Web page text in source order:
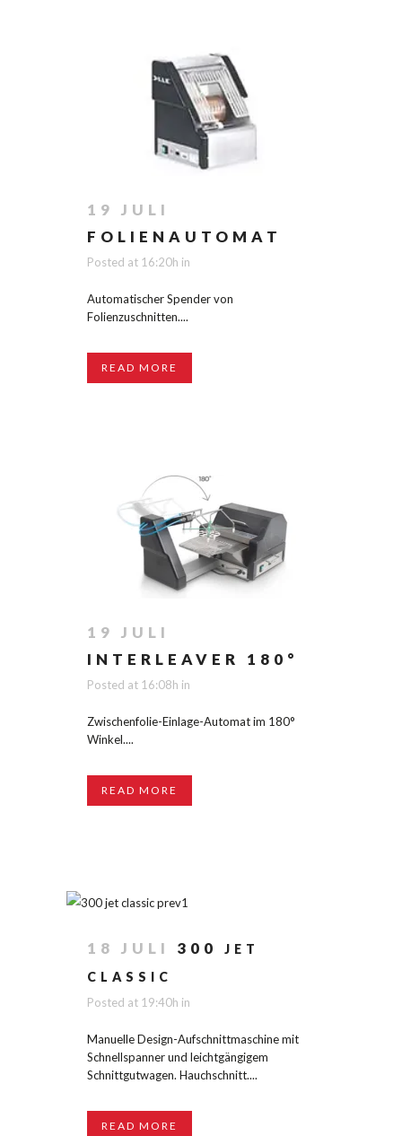
19 JULI
FOLIENAUTOMAT
Posted at 16:20h in
Automatischer Spender von
Folienzuschnitten....
READ MORE
19 JULI
INTERLEAVER 180°
Posted at 16:08h in
Zwischenfolie-Einlage-Automat im 180°
Winkel....
READ MORE
18 JULI 300
JET
CLASSIC
Posted at 19:40h in
Manuelle Design-Aufschnittmaschine mit
Schnellspanner und leichtgängigem
Schnittgutwagen. Hauchschnitt....
READ MORE